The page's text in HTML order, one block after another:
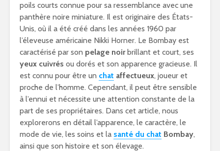
poils courts connue pour sa ressemblance avec une
panthère noire miniature. Il est originaire des États-
Unis, où il a été créé dans les années 1960 par
l’éleveuse américaine Nikki Horner. Le Bombay est
caractérisé par son pelage noirbrillant et court, ses
yeux cuivrés ou dorés et son apparence gracieuse. Il
est connu pour être un chat affectueux, joueur et
proche de l’homme. Cependant, il peut être sensible
à l’ennui et nécessite une attention constante de la
part de ses propriétaires. Dans cet article, nous
explorerons en détail l’apparence, le caractère, le
mode de vie, les soins et la santé du chat Bombay,
ainsi que son histoire et son élevage.